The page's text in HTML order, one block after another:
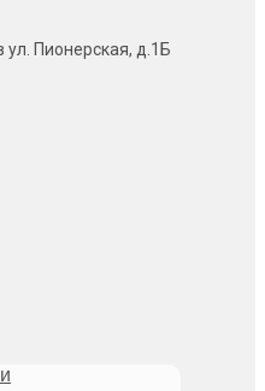
ул. Пионерская, д.1Б